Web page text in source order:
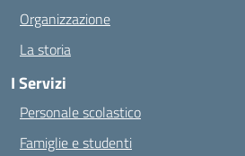
Organizzazione
La storia
I Servizi
Personale scolastico
Famiglie e studenti